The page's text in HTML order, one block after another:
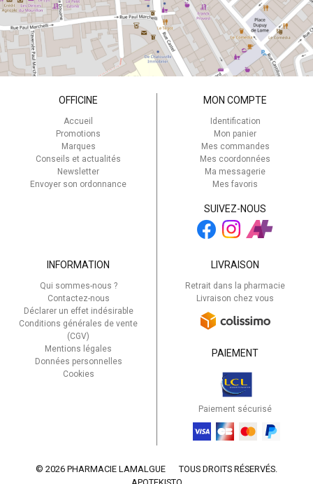
OFFICINE
Accueil
Promotions
Marques
Conseils et actualités
Newsletter
Envoyer son ordonnance
MON COMPTE
Identification
Mon panier
Mes commandes
Mes coordonnées
Ma messagerie
Mes favoris
SUIVEZ-NOUS
INFORMATION
Qui sommes-nous ?
Contactez-nous
Déclarer un effet indésirable
Conditions générales de vente
(CGV)
Mentions légales
Données personnelles
Cookies
LIVRAISON
Retrait dans la pharmacie
Livraison chez vous
PAIEMENT
Paiement sécurisé
© 2026 PHARMACIE LAMALGUE
TOUS DROITS RÉSERVÉS.